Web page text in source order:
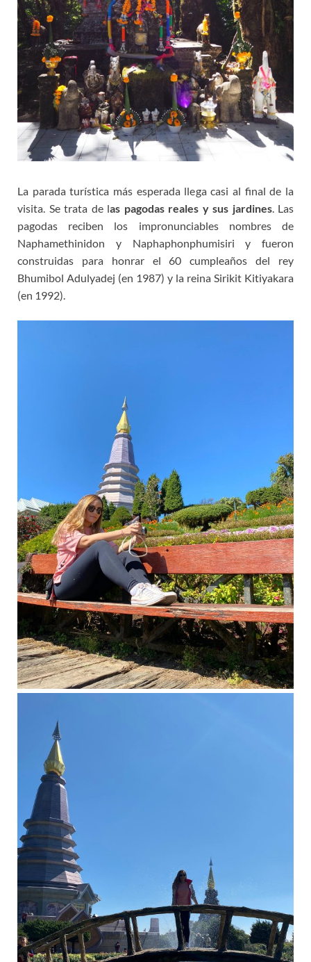
La parada turística más esperada llega casi al final de la
visita. Se trata de las pagodas reales y sus jardines. Las
pagodas reciben los impronunciables nombres de
Naphamethinidon y Naphaphonphumisiri y fueron
construidas para honrar el 60 cumpleaños del rey
Bhumibol Adulyadej (en 1987) y la reina Sirikit Kitiyakara
(en 1992).